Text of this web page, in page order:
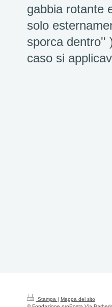
gabbia rotante
solo
sporca dentro''
caso si
Stampa | Mappa del sito